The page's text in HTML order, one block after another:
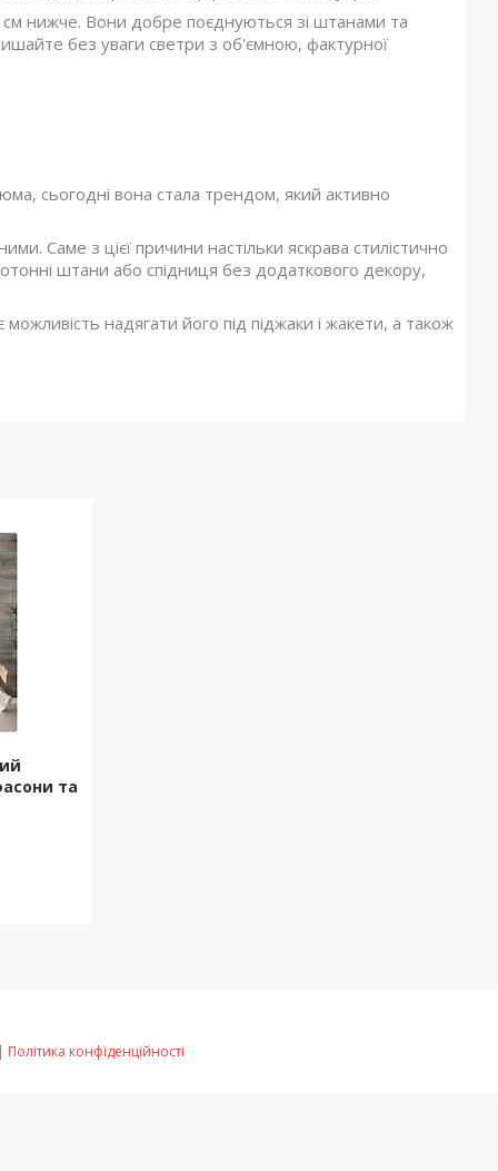
см нижче. Вони добре поєднуються зі штанами та
без уваги светри з об'ємною, фактурної
сьогодні вона стала трендом, який активно
Саме з цієї причини настільки яскрава стилістично
штани або спідниця без додаткового декору,
надягати його під піджаки і жакети, а також
та
Політика конфіденційності